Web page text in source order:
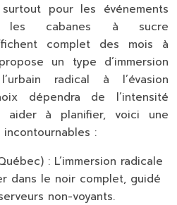
pour les événements
les cabanes à sucre
complet des mois à
un type d’immersion
radical à l’évasion
dépendra de l’intensité
aider à planifier, voici une
:
: L’immersion radicale
dans le noir complet, guidé
non-voyants.